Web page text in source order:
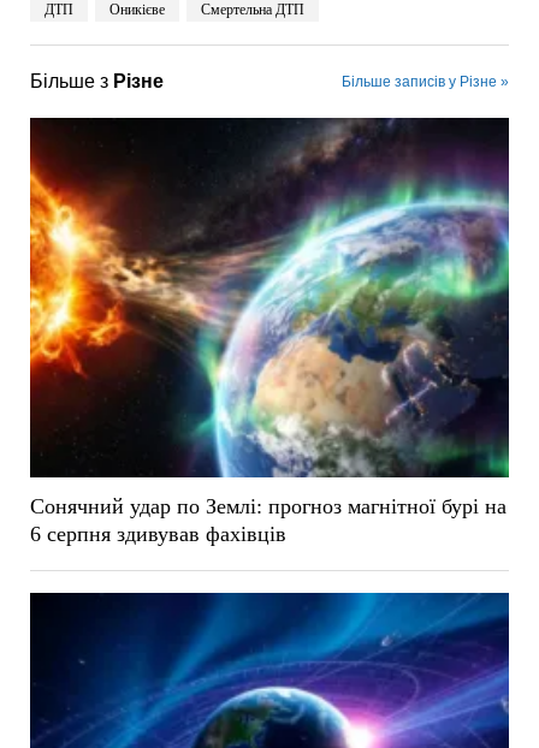
ДТП Оникієве Смертельна ДТП
Більше з Різне Більше записів у Різне »
Сонячний удар по Землі: прогноз магнітної бурі на
6 серпня здивував фахівців